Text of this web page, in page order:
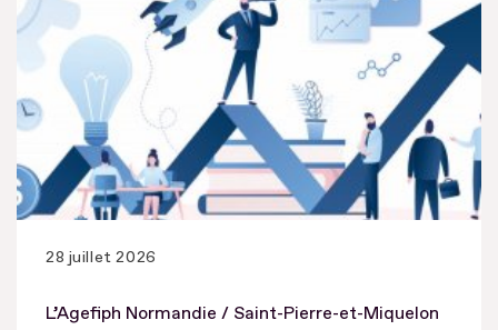
28 juillet 2026
L’Agefiph Normandie / Saint-Pierre-et-Miquelon